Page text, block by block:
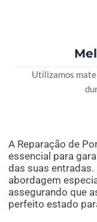
Utilizamos
A Reparação de
essencial para
das suas
abordagem
assegurando que
perfeito estado